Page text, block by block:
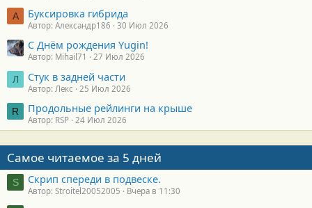
А Буксировка гибрида
Автор: Александр186 30 Июл 2026
С Днём рождения Yugin!
Автор: Mihail71 27 Июл 2026
Л Стук в задней части
Автор: Лекс 25 Июл 2026
R Продольные рейлинги на крыше
Автор: RSP 24 Июл 2026
Самое читаемое за 5 дней
S Скрип спереди в подвеске.
Автор: Stroitel20052005 Вчера в 11:30